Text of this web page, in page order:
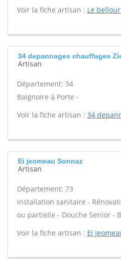
Voir la fiche artisan : Le
34 depannages chauffages
Artisan
Département: 34
Baignoire à Porte -
Voir la fiche artisan : 34
Ei jeomeau Sonnaz
Artisan
Département: 73
Installation sanitaire -
ou partielle - Douche Senior -
Voir la fiche artisan : Ei